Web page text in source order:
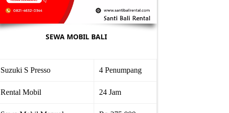
SEWA MOBIL BALI
Suzuki S Presso 4 Penumpang
Rental Mobil 24 Jam